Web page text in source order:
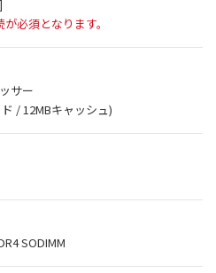
必須となります。
サー
/ 12MBキャッシュ)
SODIMM